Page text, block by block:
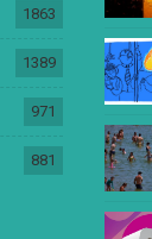
1863
1389
971
881